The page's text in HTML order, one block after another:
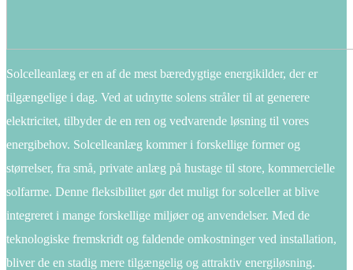
Solcelleanlæg er en af de mest bæredygtige energikilder, der er
tilgængelige i dag. Ved at udnytte solens stråler til at generere
elektricitet, tilbyder de en ren og vedvarende løsning til vores
energibehov. Solcelleanlæg kommer i forskellige former og
størrelser, fra små, private anlæg på hustage til store, kommercielle
solfarme. Denne fleksibilitet gør det muligt for solceller at blive
integreret i mange forskellige miljøer og anvendelser. Med de
teknologiske fremskridt og faldende omkostninger ved installation,
bliver de en stadig mere tilgængelig og attraktiv energiløsning.